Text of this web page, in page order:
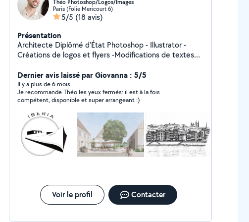
Théo Photoshop/Logos/Images
Paris (Folie Mericourt 6)
5/5 (18 avis)
Présentation
Architecte Diplômé d'État Photoshop - Illustrator -
Créations de logos et flyers -Modifications de textes
Dessins à la main -Plans d'architecture
Dernier avis laissé par Giovanna : 5/5
Il y a plus de 6 mois
Je recommande Théo les yeux fermés: il est à la fois
compétent, disponible et super arrangeant :)
Voir le profil Contacter